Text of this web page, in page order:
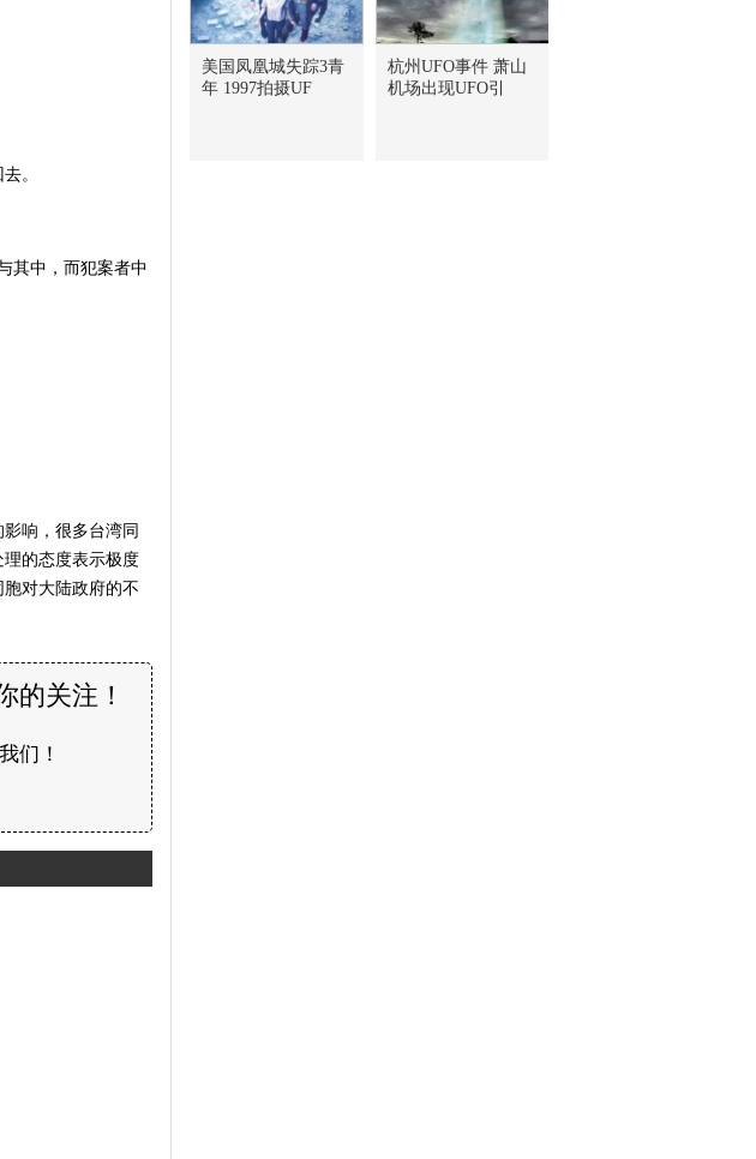
。
其中，而犯案者中
响，很多台湾同
的态度表示极度
对大陆政府的不
的关注！
们！
美国凤凰城失踪3青
年 1997拍摄UF
杭州UFO事件 萧山
机场出现UFO引